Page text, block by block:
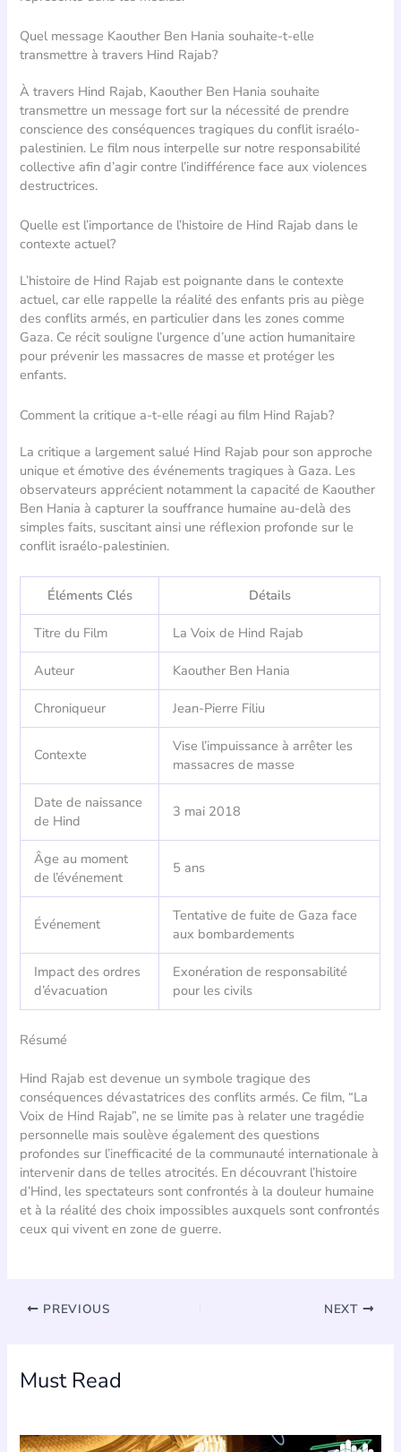
Quel message Kaouther Ben Hania souhaite-t-elle
transmettre à travers Hind Rajab?
À travers Hind Rajab, Kaouther Ben Hania souhaite
transmettre un message fort sur la nécessité de prendre
conscience des conséquences tragiques du conflit israélo-
palestinien. Le film nous interpelle sur notre responsabilité
collective afin d’agir contre l’indifférence face aux violences
destructrices.
Quelle est l’importance de l’histoire de Hind Rajab dans le
contexte actuel?
L’histoire de Hind Rajab est poignante dans le contexte
actuel, car elle rappelle la réalité des enfants pris au piège
des conflits armés, en particulier dans les zones comme
Gaza. Ce récit souligne l’urgence d’une action humanitaire
pour prévenir les massacres de masse et protéger les
enfants.
Comment la critique a-t-elle réagi au film Hind Rajab?
La critique a largement salué Hind Rajab pour son approche
unique et émotive des événements tragiques à Gaza. Les
observateurs apprécient notamment la capacité de Kaouther
Ben Hania à capturer la souffrance humaine au-delà des
simples faits, suscitant ainsi une réflexion profonde sur le
conflit israélo-palestinien.
Éléments Clés Détails
Titre du Film La Voix de Hind Rajab
Auteur Kaouther Ben Hania
Chroniqueur Jean-Pierre Filiu
Contexte
Vise l’impuissance à arrêter les
massacres de masse
Date de naissance
de Hind
3 mai 2018
Âge au moment
de l’événement
5 ans
Événement
Tentative de fuite de Gaza face
aux bombardements
Impact des ordres
d’évacuation
Exonération de responsabilité
pour les civils
Résumé
Hind Rajab est devenue un symbole tragique des
conséquences dévastatrices des conflits armés. Ce film, “La
Voix de Hind Rajab”, ne se limite pas à relater une tragédie
personnelle mais soulève également des questions
profondes sur l’inefficacité de la communauté internationale à
intervenir dans de telles atrocités. En découvrant l’histoire
d’Hind, les spectateurs sont confrontés à la douleur humaine
et à la réalité des choix impossibles auxquels sont confrontés
ceux qui vivent en zone de guerre.
PREVIOUS NEXT
Must Read